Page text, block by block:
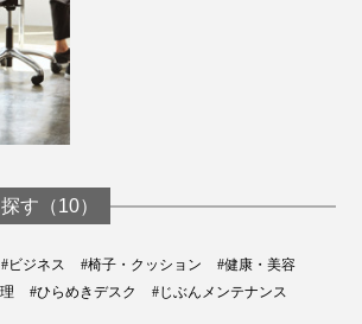
たいのがデスクの高さ。
す（10）
#ビジネス #椅子・クッション
#健康・美容
#ひらめきデスク
#じぶんメンテナンス